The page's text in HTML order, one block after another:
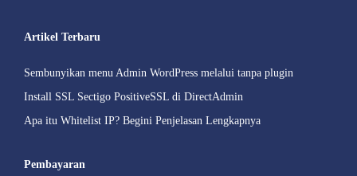
Artikel Terbaru
Sembunyikan menu Admin WordPress melalui tanpa plugin
Install SSL Sectigo PositiveSSL di DirectAdmin
Apa itu Whitelist IP? Begini Penjelasan Lengkapnya
Pembayaran